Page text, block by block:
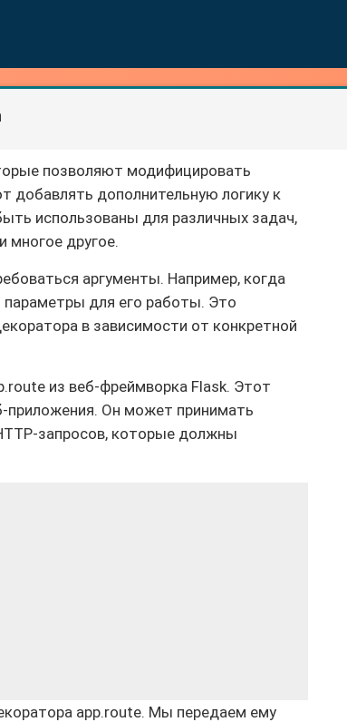
позволяют модифицировать
добавлять дополнительную логику к
использованы для различных задач,
многое другое.
аргументы. Например, когда
параметры для его работы. Это
в зависимости от конкретной
из веб-фреймворка Flask. Этот
приложения. Он может принимать
запросов, которые должны
app.route. Мы передаем ему